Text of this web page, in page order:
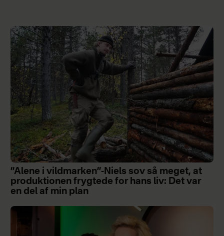
”Alene i vildmarken”-Niels sov så meget, at
produktionen frygtede for hans liv: Det var
en del af min plan